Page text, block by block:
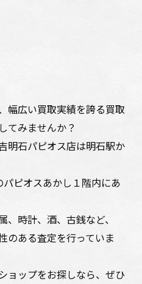
幅広い買取実績を誇る買取
てみませんか？
明石パピオス店は明石駅か
ピオスあかし１階内にあ
時計、酒、古銭など、
のある査定を行っていま
ョップをお探しなら、ぜひ